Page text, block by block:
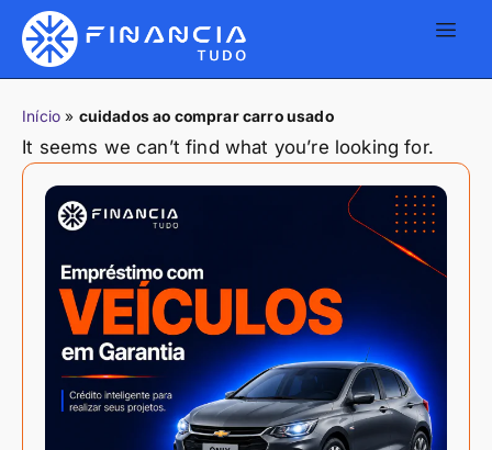
Início » cuidados ao comprar carro usado
It seems we can’t find what you’re looking for.